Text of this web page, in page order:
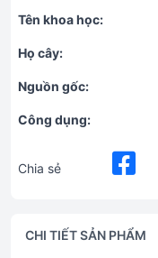
Tên khoa học:
Họ cây:
Nguồn gốc:
Công dụng:
Chia sẻ
CHI TIẾT SẢN PHẨM